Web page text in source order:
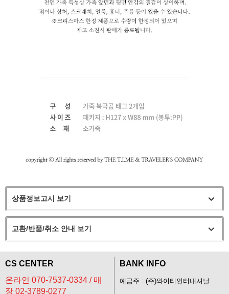
상품정보고시 보기
교환/반품/취소 안내 보기
CS CENTER
온라인 070-7537-0334 / 매
장 02-3789-0277
BANK INFO
예금주 : (주)와이티인터내셔날